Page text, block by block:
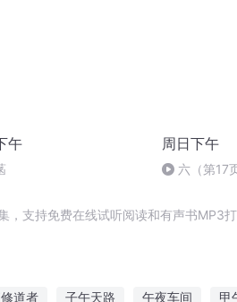
午 周日下午
六（第17
支持免费在线试听阅读和有声书MP3打
道者 子午天路 午夜车间 甲